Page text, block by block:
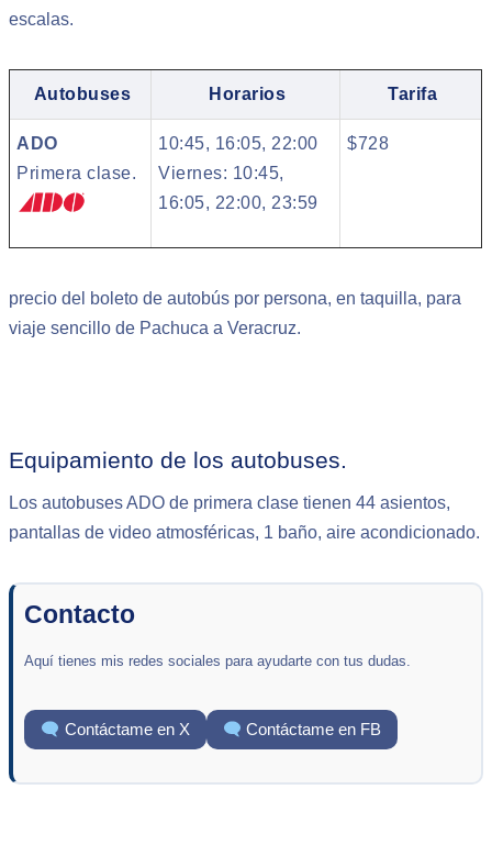
escalas.
Autobuses Horarios Tarifa
ADO
Primera clase.
10:45, 16:05, 22:00
Viernes: 10:45,
16:05, 22:00, 23:59
$728
precio del boleto de autobús por persona, en taquilla, para
viaje sencillo de Pachuca a Veracruz.
Equipamiento de los autobuses.
Los autobuses ADO de primera clase tienen 44 asientos,
pantallas de video atmosféricas, 1 baño, aire acondicionado.
Contacto
Aquí tienes mis redes sociales para ayudarte con tus dudas.
Contáctame en X Contáctame en FB